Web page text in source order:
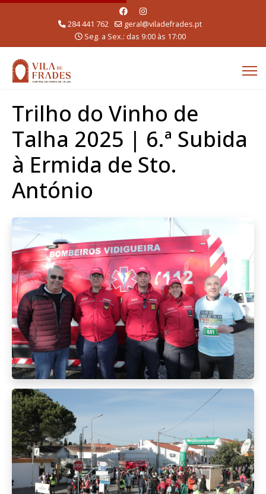
284 441 762
geral@viladefrades.pt
Seg. a Sex.: das 9:00 às 17:00
Trilho do Vinho de
Talha 2025 | 6.ª Subida
à Ermida de Sto.
António